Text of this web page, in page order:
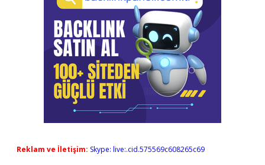
Reklam ve İletişim: Skype: live:.cid.575569c608265c69